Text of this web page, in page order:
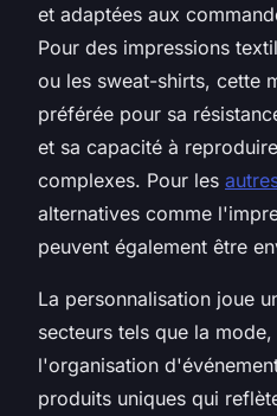
et adaptées aux
Pour des impressions
ou les sweat-shirts, cette
préférée pour sa
et sa capacité à
complexes. Pour les
alternatives comme
peuvent également être
La personnalisation joue
secteurs tels que la
l'organisation
produits uniques qui